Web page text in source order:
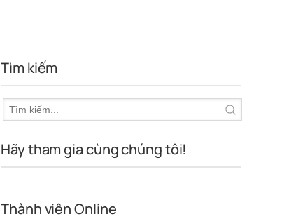
Tìm kiếm
Hãy tham gia cùng chúng tôi!
Thành viên Online